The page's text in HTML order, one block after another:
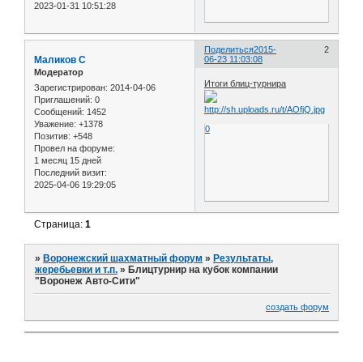
2023-01-31 10:51:28
Поделиться 2
2015-
06-23 11:03:08
Маликов С
Модератор
Зарегистрирован: 2014-04-06
Приглашений: 0
Сообщений: 1452
Уважение: +1378
Позитив: +548
Провел на форуме:
1 месяц 15 дней
Последний визит:
2025-04-06 19:29:05
Итоги блиц-турнира
0
Страница:1
» Воронежский шахматный форум » Результаты,
жеребьевки и т.п. » Блицтурнир на кубок компании
"Воронеж Авто-Сити"
создать форум